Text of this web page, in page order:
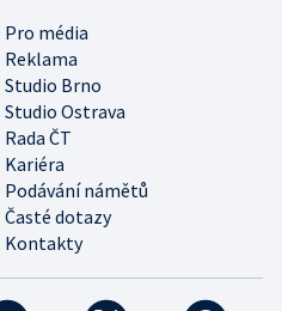
Pro média
Reklama
Studio Brno
Studio Ostrava
Rada ČT
Kariéra
Podávání námětů
Časté dotazy
Kontakty